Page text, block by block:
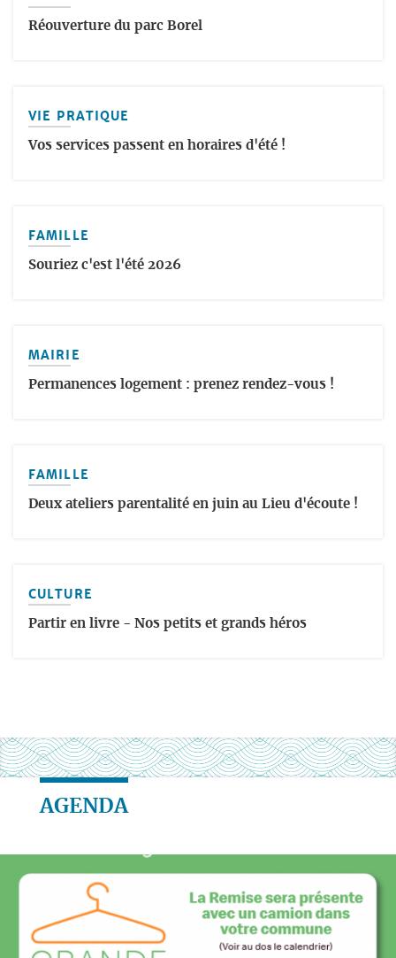
Réouverture du parc Borel
VIE PRATIQUE
Vos services passent en horaires d'été !
FAMILLE
Souriez c'est l'été 2026
MAIRIE
Permanences logement : prenez rendez-vous !
FAMILLE
Deux ateliers parentalité en juin au Lieu d'écoute !
CULTURE
Partir en livre - Nos petits et grands héros
AGENDA